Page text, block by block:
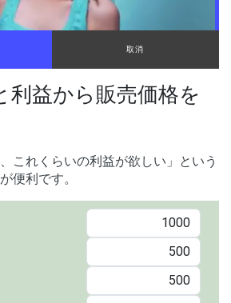
取消
利益から販売価格を
これくらいの利益が欲しい」という
便利です。